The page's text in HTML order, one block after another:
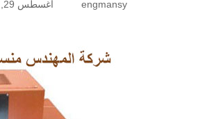
engmansy أغسطس 29, 2022